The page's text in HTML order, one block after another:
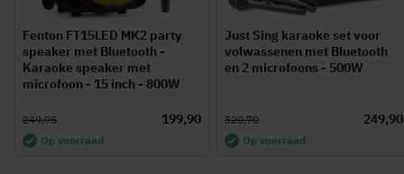
Fenton FT15LED MK2 party
speaker met Bluetooth -
Karaoke speaker met
microfoon - 15 inch - 800W
199,90
249,95
Op voorraad
Just Sing karaoke set voor
volwassenen met Bluetooth
en 2 microfoons - 500W
249,90
320,70
Op voorraad